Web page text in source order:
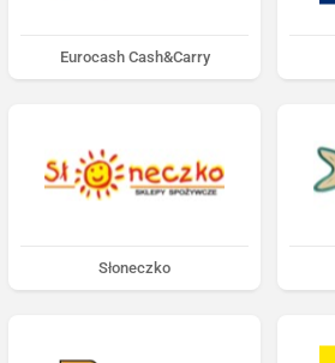
Eurocash Cash&Carry
Słoneczko